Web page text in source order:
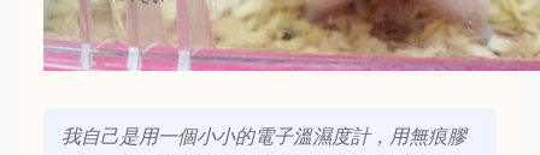
我自己是用一個小小的電子溫濕度計，用無痕膠